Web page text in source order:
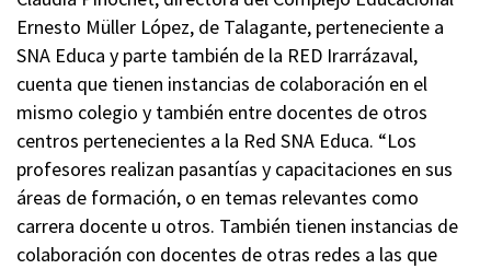
Ernesto Müller López, de Talagante, perteneciente a
SNA Educa y parte también de la RED Irarrázaval,
cuenta que tienen instancias de colaboración en el
mismo colegio y también entre docentes de otros
centros pertenecientes a la Red SNA Educa. “Los
profesores realizan pasantías y capacitaciones en sus
áreas de formación, o en temas relevantes como
carrera docente u otros. También tienen instancias de
colaboración con docentes de otras redes a las que